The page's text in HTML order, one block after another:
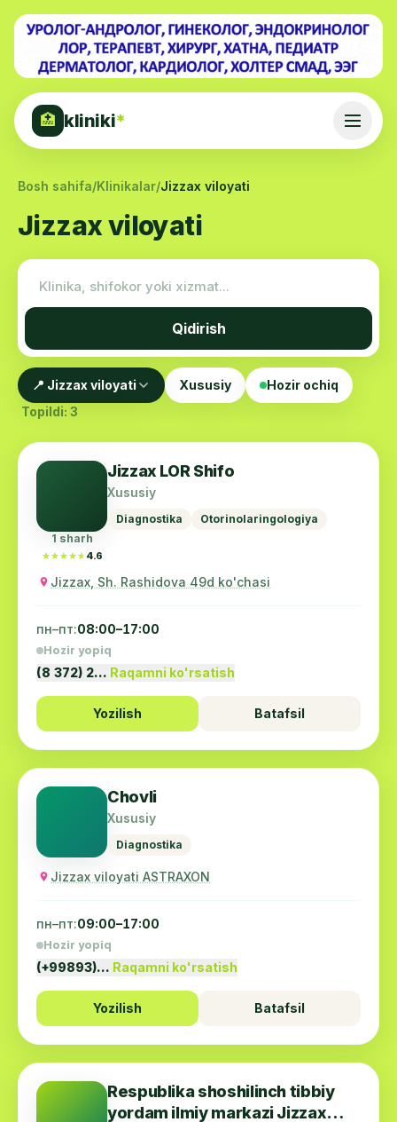
🏥 kliniki*
Bosh sahifa/Klinikalar/Jizzax viloyati
Jizzax viloyati
Qidirish
📍 Jizzax viloyati Xususiy
Hozir ochiq
Topildi: 3
1 sharh
★★★★★
★★★★★ 4.6
Jizzax LOR Shifo
Xususiy
Diagnostika Otorinolaringologiya
Jizzax, Sh. Rashidova 49d ko'chasi
пн–пт:08:00–17:00
Hozir yopiq
(8 372) 2… Raqamni ko'rsatish
Yozilish Batafsil
Chovli
Xususiy
Diagnostika
Jizzax viloyati ASTRAXON
пн–пт:09:00–17:00
Hozir yopiq
(+99893)… Raqamni ko'rsatish
Yozilish Batafsil
Respublika shoshilinch tibbiy
yordam ilmiy markazi Jizzax